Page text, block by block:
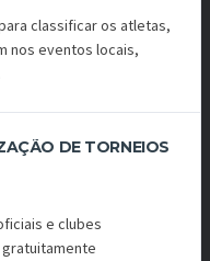
classificar os atletas,
nos eventos locais,
DE TORNEIOS
e clubes